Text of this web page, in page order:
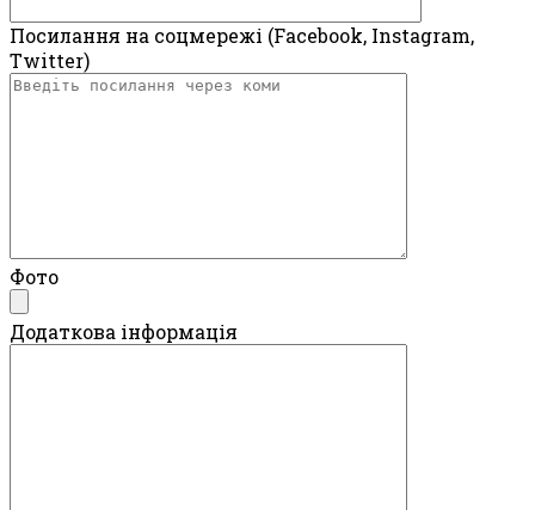
Посилання на соцмережі (Facebook, Instagram,
Twitter)
Фото
Додаткова інформація